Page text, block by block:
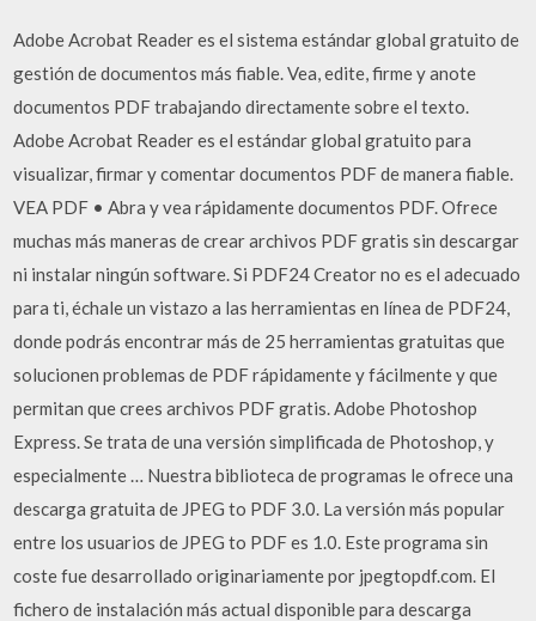
Adobe Acrobat Reader es el sistema estándar global gratuito de
gestión de documentos más fiable. Vea, edite, firme y anote
documentos PDF trabajando directamente sobre el texto.
Adobe Acrobat Reader es el estándar global gratuito para
visualizar, firmar y comentar documentos PDF de manera fiable.
VEA PDF • Abra y vea rápidamente documentos PDF. Ofrece
muchas más maneras de crear archivos PDF gratis sin descargar
ni instalar ningún software. Si PDF24 Creator no es el adecuado
para ti, échale un vistazo a las herramientas en línea de PDF24,
donde podrás encontrar más de 25 herramientas gratuitas que
solucionen problemas de PDF rápidamente y fácilmente y que
permitan que crees archivos PDF gratis. Adobe Photoshop
Express. Se trata de una versión simplificada de Photoshop, y
especialmente … Nuestra biblioteca de programas le ofrece una
descarga gratuita de JPEG to PDF 3.0. La versión más popular
entre los usuarios de JPEG to PDF es 1.0. Este programa sin
coste fue desarrollado originariamente por jpegtopdf.com. El
fichero de instalación más actual disponible para descarga